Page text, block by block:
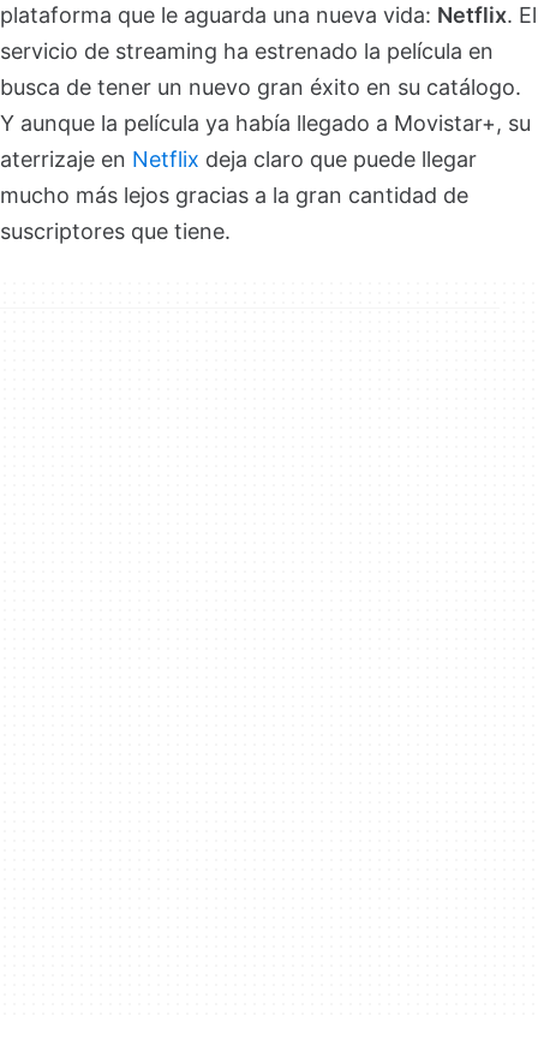
plataforma que le aguarda una nueva vida: Netflix. El
servicio de streaming ha estrenado la película en
busca de tener un nuevo gran éxito en su catálogo.
Y aunque la película ya había llegado a Movistar+, su
aterrizaje en Netflix deja claro que puede llegar
mucho más lejos gracias a la gran cantidad de
suscriptores que tiene.